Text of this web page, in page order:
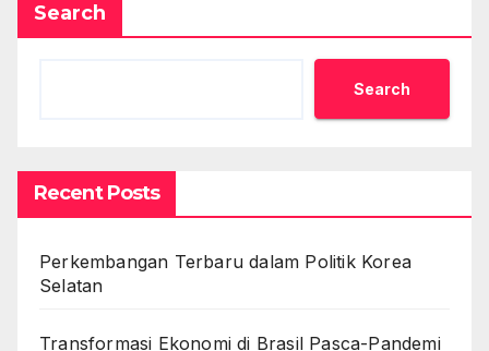
Search
Search
Recent Posts
Perkembangan Terbaru dalam Politik Korea
Selatan
Transformasi Ekonomi di Brasil Pasca-Pandemi